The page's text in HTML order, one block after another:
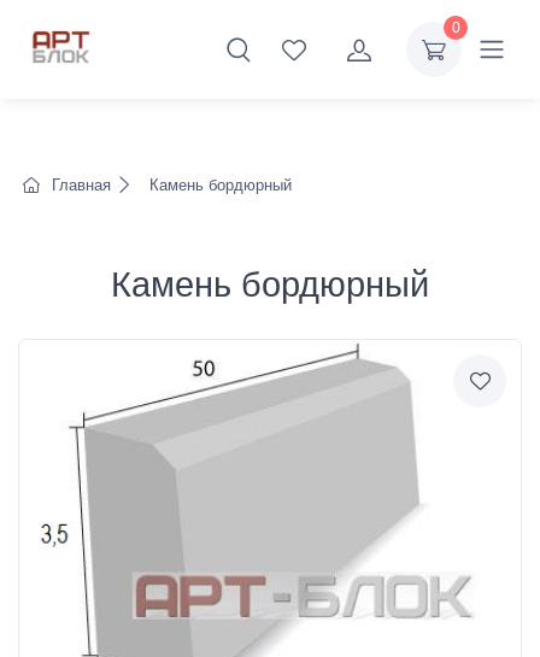
0
Главная Камень бордюрный
Камень бордюрный